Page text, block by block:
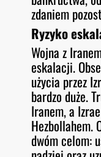
zdaniem
Ryzyko
Wojna z
eskalacji.
użycia przez
bardzo duże.
Iranem, a
Hezbollahem.
dwóm celom: